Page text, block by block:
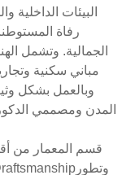
البيئات الداخلية
رفاة
الجمالية. وتشمل
مباني سكنية
وبالعمل بشكل
المدن ومصممي
قسم المعمار من